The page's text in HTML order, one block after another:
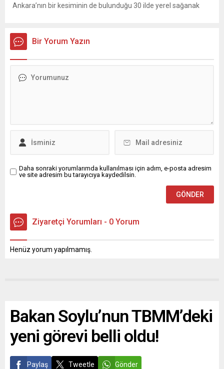
Ankara’nın bir kesiminin de bulunduğu 30 ilde yerel sağanak
üzerine çıkarak yaz değerlerine ulaşacak. Ayrıca...
Bir Yorum Yazın
Daha sonraki yorumlarımda kullanılması için adım, e-posta adresim
ve site adresim bu tarayıcıya kaydedilsin.
Ziyaretçi Yorumları - 0 Yorum
Henüz yorum yapılmamış.
Bakan Soylu’nun TBMM’deki
yeni görevi belli oldu!
Paylaş Tweetle Gönder